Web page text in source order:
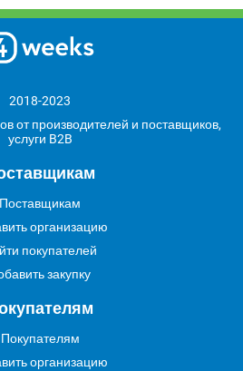
2018-2023
от производителей и поставщиков,
услуги B2B
Поставщикам
организацию
покупателей
закупку
Покупателям
организацию